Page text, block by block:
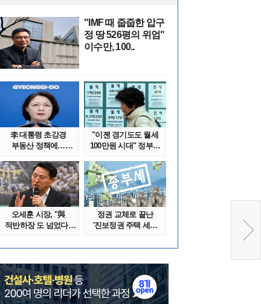
"IMF 때 줍줍한 압구
정 땅 526평의 위엄"
이수만, 100..
李 대통령 초강경
부동산 정책에…
"이젠 경기도도 월세
100만원 시대" 정부發
오세훈 시장, "與
적반하장 도 넘었다"
정권 교체로 끝난
'진보정권 주택 세금